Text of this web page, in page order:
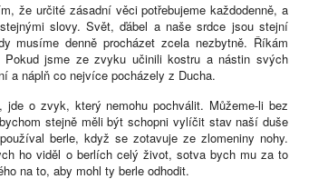
že určité zásadní věci potřebujeme každodenně, a
slovy. Svět, ďábel a naše srdce jsou stejní
musíme denně procházet zcela nezbytně. Říkám
jsme ze zvyku učinili kostru a nástin svých
a náplň co nejvíce pocházely z Ducha.
o zvyk, který nemohu pochválit. Můžeme-li bez
stejně měli být schopni vylíčit stav naší duše
berle, když se zotavuje ze zlomeniny nohy.
ho viděl o berlích celý život, sotva bych mu za to
na to, aby mohl ty berle odhodit.